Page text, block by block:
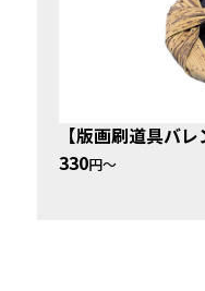
【版画刷道具バ
330円〜